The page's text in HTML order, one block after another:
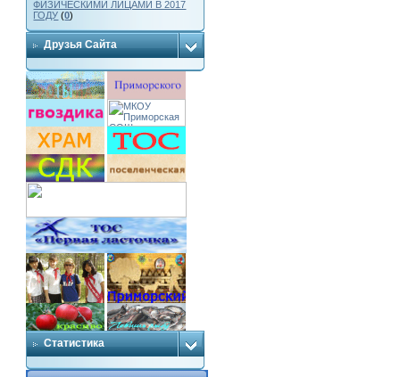
ФИЗИЧЕСКИМИ ЛИЦАМИ В 2017
ГОДУ (0)
Друзья Сайта
Статистика